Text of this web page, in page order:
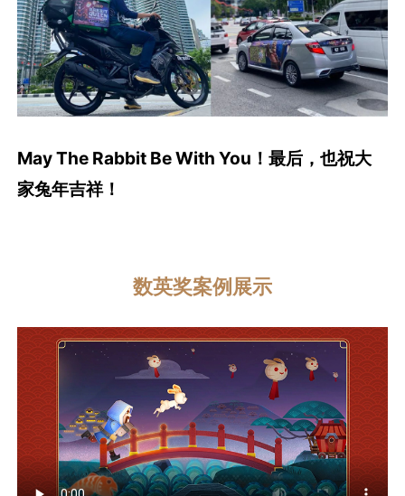
May The Rabbit Be With You！最后，也祝大
家兔年吉祥！
数英奖案例展示